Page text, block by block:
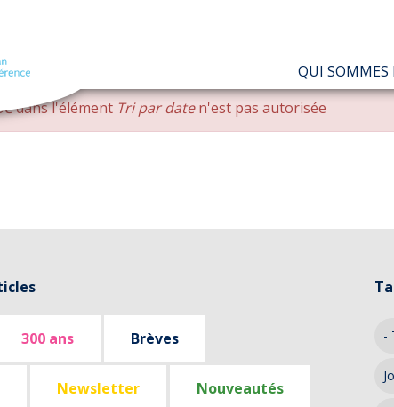
QUI SOMMES
dans l'élément Tri par daten'est pas autorisée
300 ans Brèves
Newsletter Nouveautés
-